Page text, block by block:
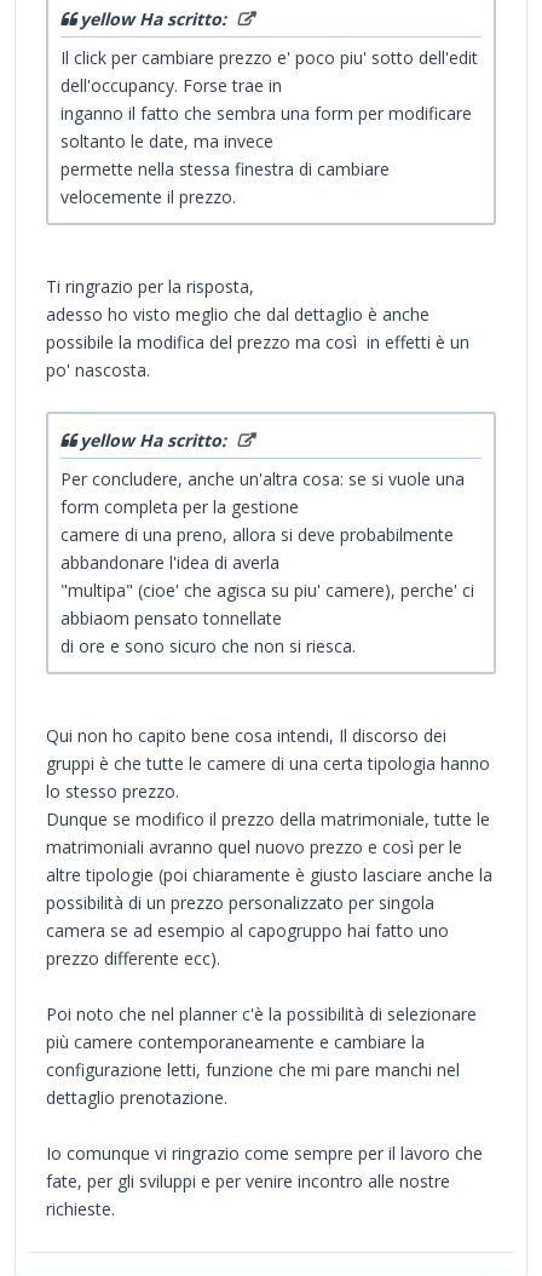
yellow Ha scritto:
Il click per cambiare prezzo e' poco piu' sotto dell'edit
dell'occupancy. Forse trae in
inganno il fatto che sembra una form per modificare
soltanto le date, ma invece
permette nella stessa finestra di cambiare
velocemente il prezzo.
Ti ringrazio per la risposta,
adesso ho visto meglio che dal dettaglio è anche
possibile la modifica del prezzo ma così in effetti è un
po' nascosta.
yellow Ha scritto:
Per concludere, anche un'altra cosa: se si vuole una
form completa per la gestione
camere di una preno, allora si deve probabilmente
abbandonare l'idea di averla
"multipa" (cioe' che agisca su piu' camere), perche' ci
abbiaom pensato tonnellate
di ore e sono sicuro che non si riesca.
Qui non ho capito bene cosa intendi, Il discorso dei
gruppi è che tutte le camere di una certa tipologia hanno
lo stesso prezzo.
Dunque se modifico il prezzo della matrimoniale, tutte le
matrimoniali avranno quel nuovo prezzo e così per le
altre tipologie (poi chiaramente è giusto lasciare anche la
possibilità di un prezzo personalizzato per singola
camera se ad esempio al capogruppo hai fatto uno
prezzo differente ecc).
Poi noto che nel planner c'è la possibilità di selezionare
più camere contemporaneamente e cambiare la
configurazione letti, funzione che mi pare manchi nel
dettaglio prenotazione.
Io comunque vi ringrazio come sempre per il lavoro che
fate, per gli sviluppi e per venire incontro alle nostre
richieste.